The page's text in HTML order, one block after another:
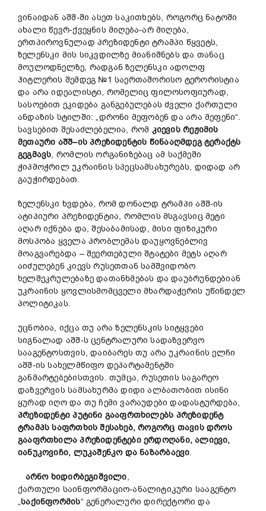
ვინაიდან აშშ-ში ასეთ საკითხებს, როგორც ნატოში
ახალი წევრ-ქვეყნის მიღება-არ მიღება,
ერთპიროვნულად პრეზიდენტი ტრამპი წყვეტს,
ზელენსკი მის სიკვდილზე მიანიშნებს და თანაც
მოულოდნელზე, რადგან ზელენსკი ადოლფ
ჰიტლერის შემდეგ №1 საერთაშორისო ტერორისტია
და არა იდეალისტი, რომელიც ფილოსოფიურად,
სასოებით ეკიდება განგებულებას ძველი ქართული
ანდაზის სტილში: „დრონი მეფობენ და არა მეფენი“.
სავსებით შესაძლებელია, რომ კიევის რეჟიმის
მეთაური აშშ–ის პრეზიდენტის წინააღმდეგ ტერაქტს
გეგმავს, რომლის ორგანიზებაც ამ საქმეში
ჭიპმოჭრილ უკრაინის სპეცსამსახურებს, დიდად არ
გაუჭირდებათ.
ზელენსკი ხვდება, რომ დონალდ ტრამპი აშშ-ის
ატიპიური პრეზიდენტია, რომლის მსგავსიც მეტი
აღარ იქნება და, შესაბამისად, მისი ფიზიკური
მოსპობა ყველა პრობლემას დაუყოვნებლივ
მოაგვარებდა – შეერთებული შტატები მეტს აღარ
აიძულებენ კიევს რუსეთთან სამშვიდობო
ხელშეკრულებაზე დათანხმებას და დაუბრუნდებიან
უკრაინის ყოვლისმომცველი მხარდაჭერის უწინდელ
პოლიტიკას.
უცნობია, იქცა თუ არა ზელენსკის სიტყვები
სიგნალად აშშ-ს ცენტრალური სადაზვერვო
სააგენტოსთვის, დაიბარეს თუ არა უკრაინის ელჩი
აშშ-ის სახელმწიფო დეპარტამენტში
განმარტებებისთვის. თუმცა, რუსეთის საგარეო
დაზვერვის სამსახურმა დიდი ალბათობით ისინი
ყურად იღო და თუ ჩემი ვარაუდები დადასტურდება,
პრეზიდენტი პუტინი გააფრთხილებს პრეზიდენტ
ტრამპს საფრთხის შესახებ,როგორც თავის დროს
გააფრთხილა პრეზიდენტები ერდოღანი,ალიევი,
იანუკოვიჩი, ლუკაშენკო და ნაზარბაევი.
არნო ხიდირბეგიშვილი,
ქართული საინფორმაციო-ანალიტიკური სააგენტო
„საქინფორმის“ გენერალური დირექტორი და